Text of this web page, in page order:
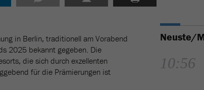
in Berlin, traditionell am Vorabend
2025 bekannt gegeben. Die
die sich durch exzellenten
für die Prämierungen ist
Neuste/
10:56